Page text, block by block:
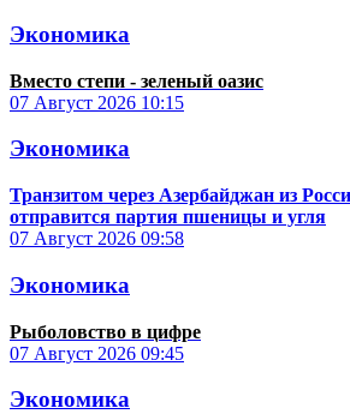
Экономика
Вместо степи - зеленый оазис
07 Август 2026 10:15
Экономика
Транзитом через Азербайджан из
отправится партия пшеницы и угля
07 Август 2026 09:58
Экономика
Рыболовство в цифре
07 Август 2026 09:45
Экономика